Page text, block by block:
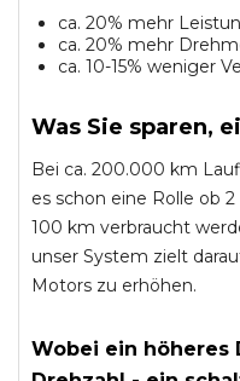
ca. 20% mehr
ca. 20% mehr
ca. 10-15% weniger
Was Sie sparen,
Bei ca. 200.000 km
es schon eine Rolle ob
100 km verbraucht
unser System zielt
Motors zu erhöhen.
Wobei ein höheres